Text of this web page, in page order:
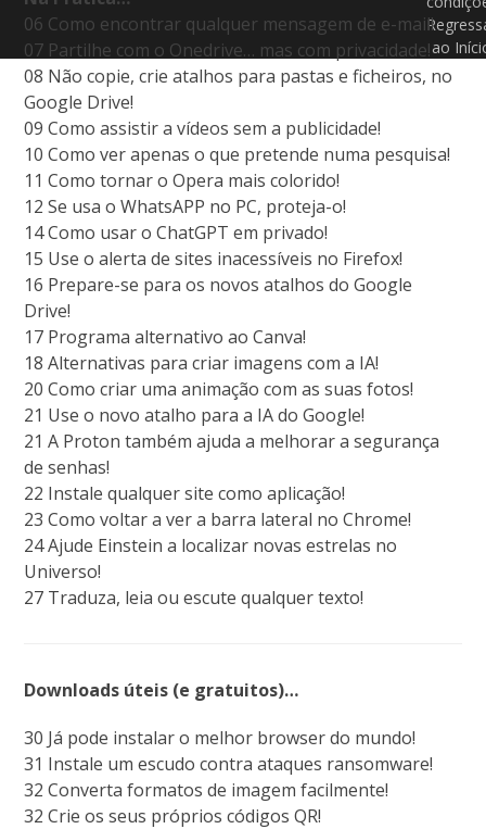
06 Como encontrar qualquer mensagem de e-mail!
07 Partilhe com o Onedrive… mas com privacidade!
08 Não copie, crie atalhos para pastas e ficheiros, no
Google Drive!
09 Como assistir a vídeos sem a publicidade!
10 Como ver apenas o que pretende numa pesquisa!
11 Como tornar o Opera mais colorido!
12 Se usa o WhatsAPP no PC, proteja-o!
14 Como usar o ChatGPT em privado!
15 Use o alerta de sites inacessíveis no Firefox!
16 Prepare-se para os novos atalhos do Google
Drive!
17 Programa alternativo ao Canva!
18 Alternativas para criar imagens com a IA!
20 Como criar uma animação com as suas fotos!
21 Use o novo atalho para a IA do Google!
21 A Proton também ajuda a melhorar a segurança
de senhas!
22 Instale qualquer site como aplicação!
23 Como voltar a ver a barra lateral no Chrome!
24 Ajude Einstein a localizar novas estrelas no
Universo!
27 Traduza, leia ou escute qualquer texto!
Downloads úteis (e gratuitos)…
30 Já pode instalar o melhor browser do mundo!
31 Instale um escudo contra ataques ransomware!
32 Converta formatos de imagem facilmente!
32 Crie os seus próprios códigos QR!
ao